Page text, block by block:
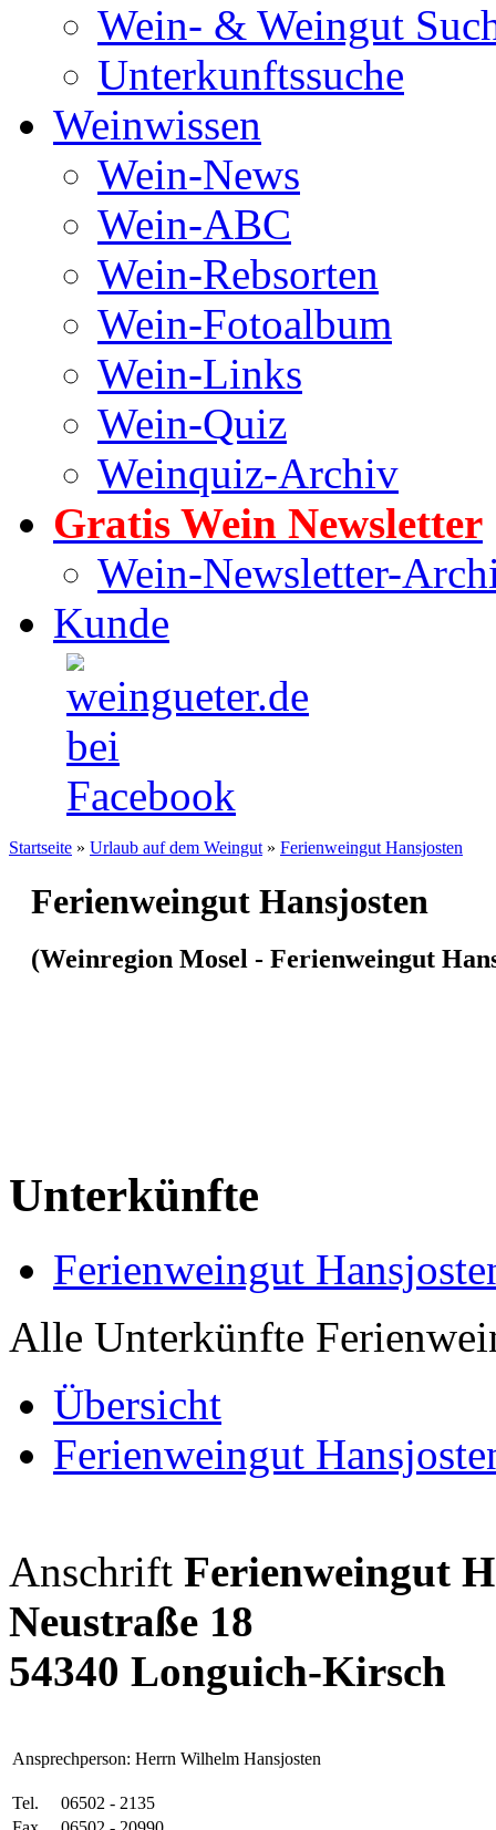
Wein- & Weingut
Unterkunftssuche
Weinwissen
Wein-News
Wein-ABC
Wein-Rebsorten
Wein-Fotoalbum
Wein-Links
Wein-Quiz
Weinquiz-Archiv
Gratis Wein Newsletter
Wein-Newsletter-
Kunde
Startseite » Urlaub auf dem Weingut » Ferienweingut Hansjosten
Ferienweingut Hansjosten
(Weinregion Mosel - Ferienweingut
Unterkünfte
Ferienweingut
Alle Unterkünfte
Übersicht
Ferienweingut
Anschrift Ferienweingut
Neustraße 18
54340 Longuich-Kirsch
Ansprechperson: Herrn Wilhelm Hansjosten
Tel.
06502 - 2135